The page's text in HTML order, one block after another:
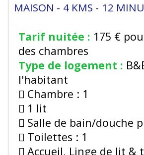
MAISON 4 KMS 12
Tarif nuitée : 175 €
des chambres
Type de logement :
l'habitant
Chambre : 1
1 lit
Salle de bain/douche
Toilettes : 1
Accueil, Linge de lit &